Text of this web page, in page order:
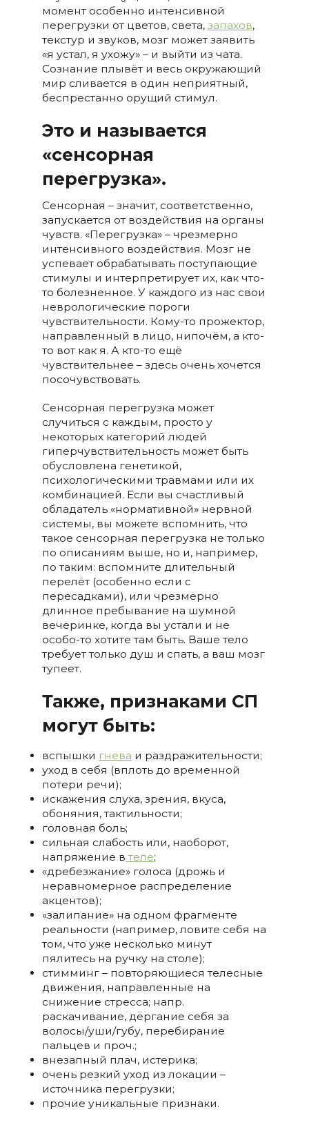
момент особенно интенсивной
перегрузки от цветов, света, запахов,
текстур и звуков, мозг может заявить
«я устал, я ухожу» – и выйти из чата.
Сознание плывёт и весь окружающий
мир сливается в один неприятный,
беспрестанно орущий стимул.
Это и называется
«сенсорная
перегрузка».
Сенсорная – значит, соответственно,
запускается от воздействия на органы
чувств. «Перегрузка» – чрезмерно
интенсивного воздействия. Мозг не
успевает обрабатывать поступающие
стимулы и интерпретирует их, как что-
то болезненное. У каждого из нас свои
неврологические пороги
чувствительности. Кому-то прожектор,
направленный в лицо, нипочём, а кто-
то вот как я. А кто-то ещё
чувствительнее – здесь очень хочется
посочувствовать.
Сенсорная перегрузка может
случиться с каждым, просто у
некоторых категорий людей
гиперчувствительность может быть
обусловлена генетикой,
психологическими травмами или их
комбинацией. Если вы счастливый
обладатель «нормативной» нервной
системы, вы можете вспомнить, что
такое сенсорная перегрузка не только
по описаниям выше, но и, например,
по таким: вспомните длительный
перелёт (особенно если с
пересадками), или чрезмерно
длинное пребывание на шумной
вечеринке, когда вы устали и не
особо-то хотите там быть. Ваше тело
требует только душ и спать, а ваш мозг
тупеет.
Также, признаками СП
могут быть:
вспышки гнева и раздражительности;
уход в себя (вплоть до временной
потери речи);
искажения слуха, зрения, вкуса,
обоняния, тактильности;
головная боль;
сильная слабость или, наоборот,
напряжение в теле;
«дребезжание» голоса (дрожь и
неравномерное распределение
акцентов);
«залипание» на одном фрагменте
реальности (например, ловите себя на
том, что уже несколько минут
пялитесь на ручку на столе);
стимминг – повторяющиеся телесные
движения, направленные на
снижение стресса; напр.
раскачивание, дёргание себя за
волосы/уши/губу, перебирание
пальцев и проч.;
внезапный плач, истерика;
очень резкий уход из локации –
источника перегрузки;
прочие уникальные признаки.